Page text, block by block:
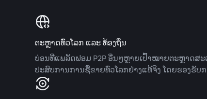
ຕະຫຼາດທົ່ວໂລກ ແລະ ທ້ອງຖິ່ນ
ບ່ອນທີ່ແພລັດຟອມ P2P ອື່ນໆຫຼາຍເປົ້າໝາຍຕະຫຼາດສະ
ປະສົບການການຊື້ຂາຍທົ່ວໂລກຢ່າງແທ້ຈິງ ໂດຍຮອງຮັບ